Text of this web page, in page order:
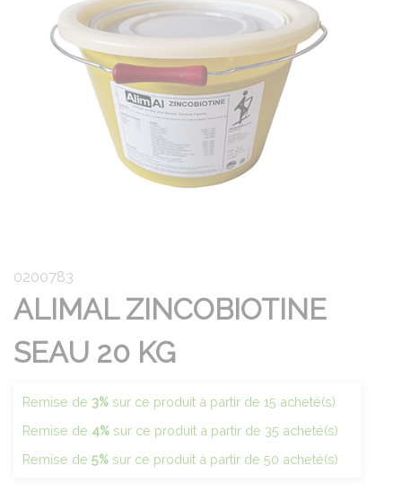
0200783
ALIMAL ZINCOBIOTINE
SEAU 20 KG
Remise de 3% sur ce produit à partir de 15 acheté(s)
Remise de 4% sur ce produit à partir de 35 acheté(s)
Remise de 5% sur ce produit à partir de 50 acheté(s)